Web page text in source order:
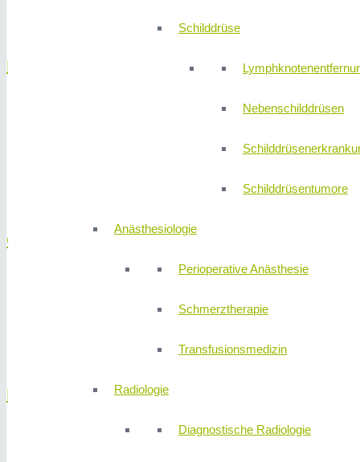
Schilddrüse
Nebenschilddrüsen
Schilddrüsentumore
Anästhesiologie
Perioperative Anästhesie
Schmerztherapie
Transfusionsmedizin
Radiologie
Diagnostische Radiologie
Darm
Galle
Leber